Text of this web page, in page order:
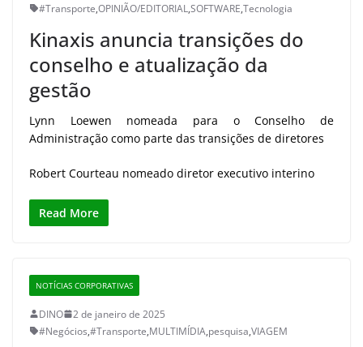
#Transporte,OPINIÃO/EDITORIAL,SOFTWARE,Tecnologia
Kinaxis anuncia transições do
conselho e atualização da
gestão
Lynn Loewen nomeada para o Conselho de
Administração como parte das transições de diretores
Robert Courteau nomeado diretor executivo interino
Read More
NOTÍCIAS CORPORATIVAS
DINO
2 de janeiro de 2025
#Negócios,#Transporte,MULTIMÍDIA,pesquisa,VIAGEM